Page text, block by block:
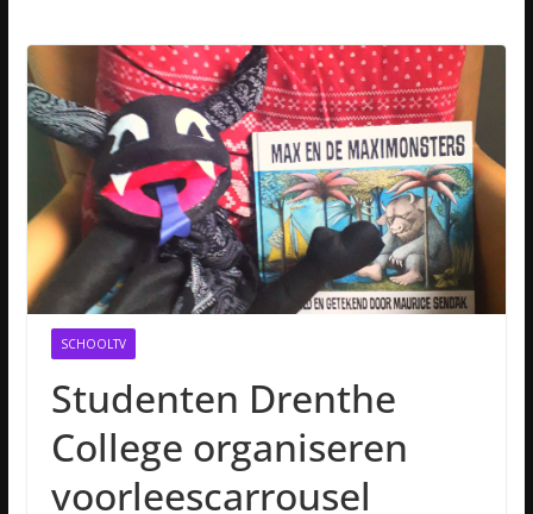
SCHOOLTV
Studenten Drenthe
College organiseren
voorleescarrousel